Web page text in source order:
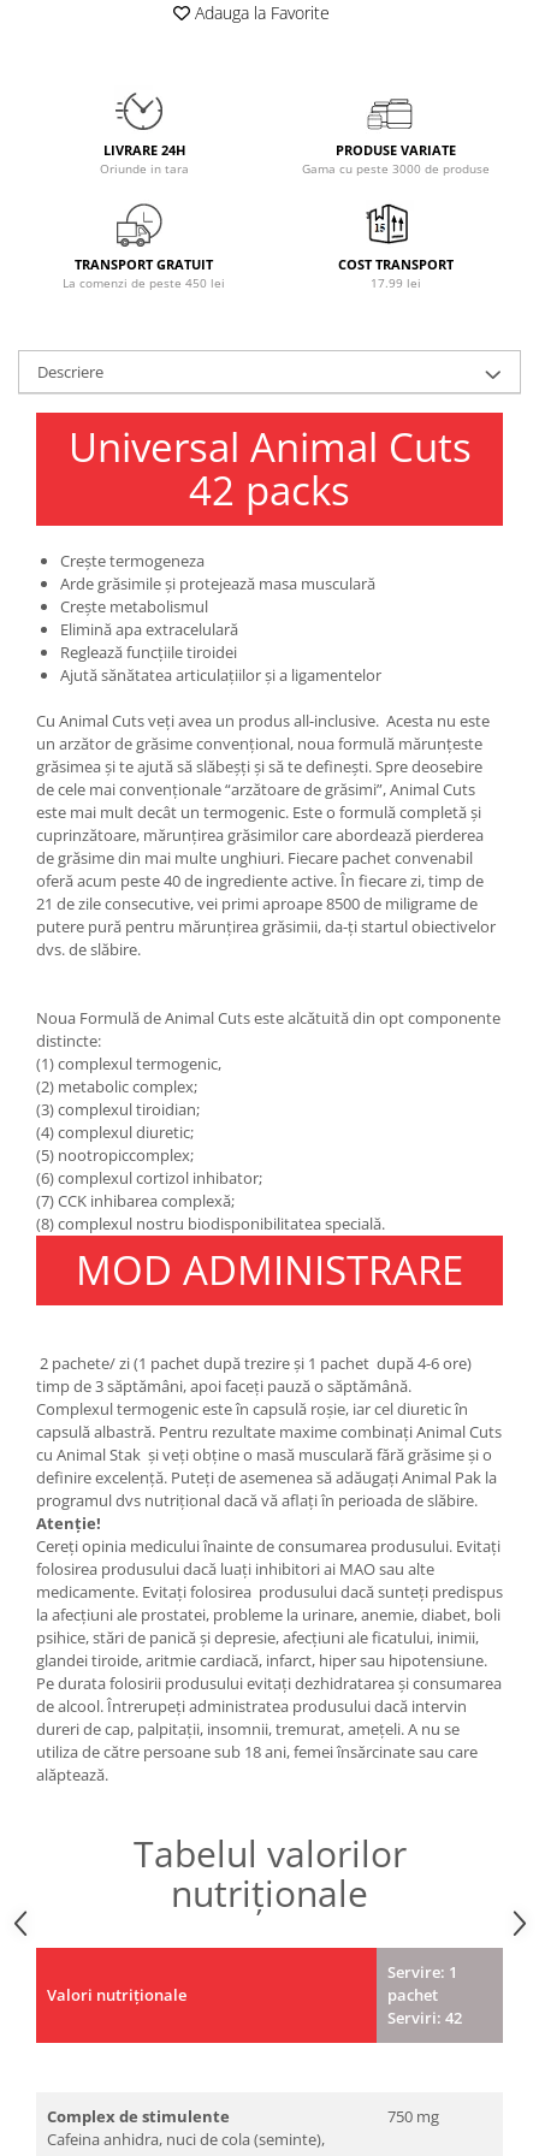
Power System
Puritan`s Pride
Raw Nutrition
REDCON1
RIPT
Scitec
Scivation
Skill Nutrition
Swanson
Under Armour
Universal
Vitargo
Weider
Zenana
Adauga la Favorite
LIVRARE 24H
Oriunde in tara
PRODUSE VARIATE
Gama cu peste 3000 de produse
TRANSPORT GRATUIT
La comenzi de peste 450 lei
COST TRANSPORT
17.99 lei
Descriere
Universal Animal Cuts
42 packs
Crește termogeneza
Arde grăsimile și protejează masa musculară
Crește metabolismul
Elimină apa extracelulară
Reglează funcțiile tiroidei
Ajută sănătatea articulațiilor și a ligamentelor
Cu Animal Cuts veți avea un produs all-inclusive. Acesta nu este
un arzător de grăsime convențional, noua formulă mărunțeste
grăsimea și te ajută să slăbeșți și să te definești. Spre deosebire
de cele mai convenționale “arzătoare de grăsimi”, Animal Cuts
este mai mult decât un termogenic. Este o formulă completă și
cuprinzătoare, mărunțirea grăsimilor care abordează pierderea
de grăsime din mai multe unghiuri. Fiecare pachet convenabil
oferă acum peste 40 de ingrediente active. În fiecare zi, timp de
21 de zile consecutive, vei primi aproape 8500 de miligrame de
putere pură pentru mărunțirea grăsimii, da-ți startul obiectivelor
dvs. de slăbire.
Noua Formulă de Animal Cuts este alcătuită din opt componente
distincte:
(1) complexul termogenic,
(2) metabolic complex;
(3) complexul tiroidian;
(4) complexul diuretic;
(5) nootropiccomplex;
(6) complexul cortizol inhibator;
(7) CCK inhibarea complexă;
(8) complexul nostru biodisponibilitatea specială.
MOD ADMINISTRARE
2 pachete/ zi (1 pachet după trezire și 1 pachet după 4-6 ore)
timp de 3 săptămâni, apoi faceţi pauză o săptămână.
Complexul termogenic este în capsulă roşie, iar cel diuretic în
capsulă albastră. Pentru rezultate maxime combinați Animal Cuts
cu Animal Stak și veți obține o masă musculară fără grăsime și o
definire excelență. Puteți de asemenea să adăugați Animal Pak la
programul dvs nutrițional dacă vă aflați în perioada de slăbire.
Atenție!
Cereți opinia medicului înainte de consumarea produsului. Evitați
folosirea produsului dacă luați inhibitori ai MAO sau alte
medicamente. Evitați folosirea produsului dacă sunteți predispus
la afecțiuni ale prostatei, probleme la urinare, anemie, diabet, boli
psihice, stări de panică și depresie, afecțiuni ale ficatului, inimii,
glandei tiroide, aritmie cardiacă, infarct, hiper sau hipotensiune.
Pe durata folosirii produsului evitați dezhidratarea și consumarea
de alcool. Întrerupeți administratea produsului dacă intervin
dureri de cap, palpitații, insomnii, tremurat, amețeli. A nu se
utiliza de către persoane sub 18 ani, femei însărcinate sau care
alăptează.
Tabelul valorilor
nutriționale
Valori nutriționale
Servire: 1
pachet
Serviri: 42
Complex de stimulente
Cafeina anhidra, nuci de cola (seminte),
750 mg